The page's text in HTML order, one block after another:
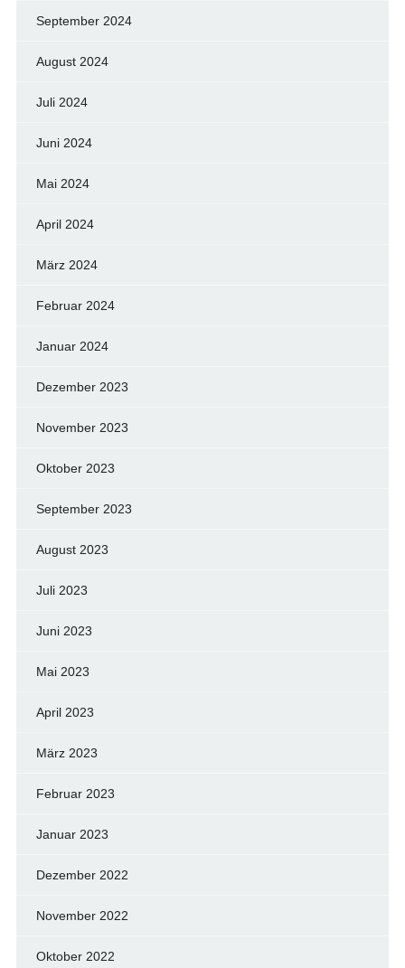
September 2024
August 2024
Juli 2024
Juni 2024
Mai 2024
April 2024
März 2024
Februar 2024
Januar 2024
Dezember 2023
November 2023
Oktober 2023
September 2023
August 2023
Juli 2023
Juni 2023
Mai 2023
April 2023
März 2023
Februar 2023
Januar 2023
Dezember 2022
November 2022
Oktober 2022